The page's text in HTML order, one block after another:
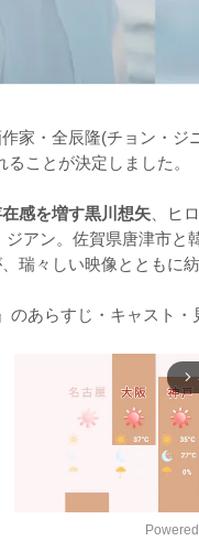
家・全辰隆(チョン・ジ
ことが決定しました。
感を増す黒川想矢 、ヒ
アン。佐賀県唐津市
瑞々しい映像とともに
のあらすじ・キャスト・
arrow_forward_ios